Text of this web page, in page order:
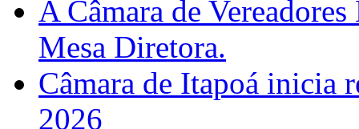
A Câmara de
Mesa Diretora.
Câmara de Itapoá inicia
2026